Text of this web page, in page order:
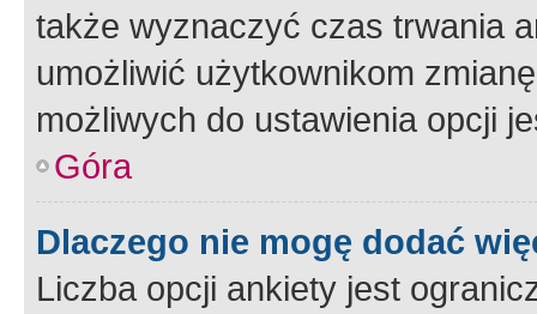
także wyznaczyć czas trwania
umożliwić użytkownikom
możliwych do ustawienia opcji
Góra
Dlaczego nie mogę dodać
Liczba opcji ankiety jest